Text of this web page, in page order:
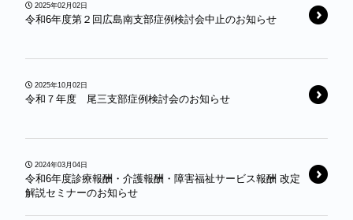
2025年02月02日
令和6年度第２回広島南支部症例検討会中止のお知らせ
2025年10月02日
令和７年度 尾三支部症例検討会のお知らせ
2024年03月04日
令和6年度診療報酬・介護報酬・障害福祉サービス報酬 改定
解説セミナーのお知らせ